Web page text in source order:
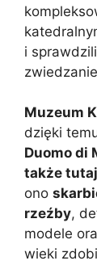
i
Muzeum
dzięki
Duomo di
także
ono
rzeźby,
modele
wieki